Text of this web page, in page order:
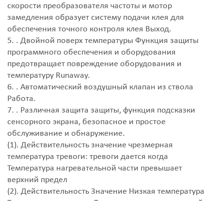
скорости преобразователя частоты и мотор
замедления образует систему подачи клея для
обеспечения точного контроля клея Выход.
5. . Двойной поверх температуры Функция защиты
программного обеспечения и оборудования
предотвращает повреждение оборудования и
температуру Runaway.
6. . Автоматический воздушный клапан из ствола
Работа.
7. . Различная защита защиты, функция подсказки
сенсорного экрана, безопасное и простое
обслуживание и обнаружение.
(1). Действительность значение чрезмерная
температура тревоги: тревоги дается когда
Температура нагревательной части превышает
верхний предел
(2). Действительность Значение Низкая температура